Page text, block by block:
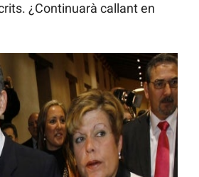
¿Continuarà callant en